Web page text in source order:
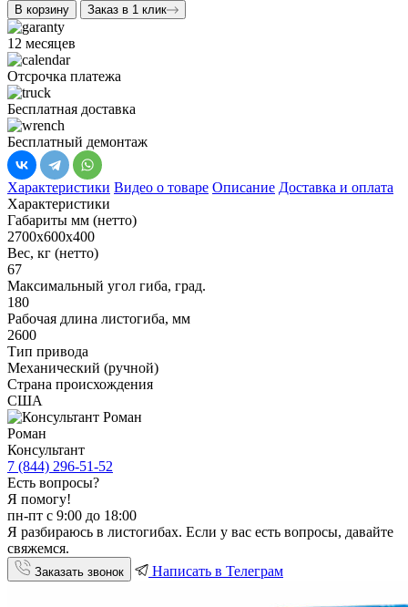
В корзину Заказ в 1 клик
12 месяцев
Отсрочка платежа
Бесплатная доставка
Бесплатный демонтаж
Характеристики Видео о товаре Описание Доставка и оплата
Характеристики
Габариты мм (нетто)
2700x600x400
Вес, кг (нетто)
67
Максимальный угол гиба, град.
180
Рабочая длина листогиба, мм
2600
Тип привода
Механический (ручной)
Страна происхождения
США
Роман
Консультант
7 (844) 296-51-52
Есть вопросы?
Я помогу!
пн-пт с 9:00 до 18:00
Я разбираюсь в листогибах. Если у вас есть вопросы, давайте
свяжемся.
Заказать звонок Написать в Телеграм